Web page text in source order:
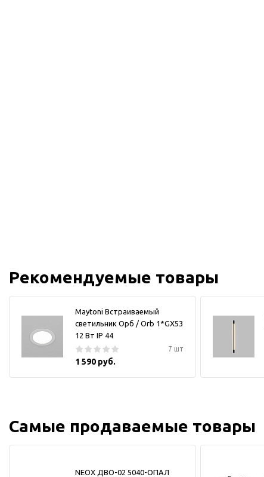
Рекомендуемые товары
Maytoni Встраиваемый
светильник Орб / Orb 1*GX53
12 Вт IP 44
7 шт
1 590 руб.
Самые продаваемые товары
NEOX ДВО-02 5040-ОПАЛ